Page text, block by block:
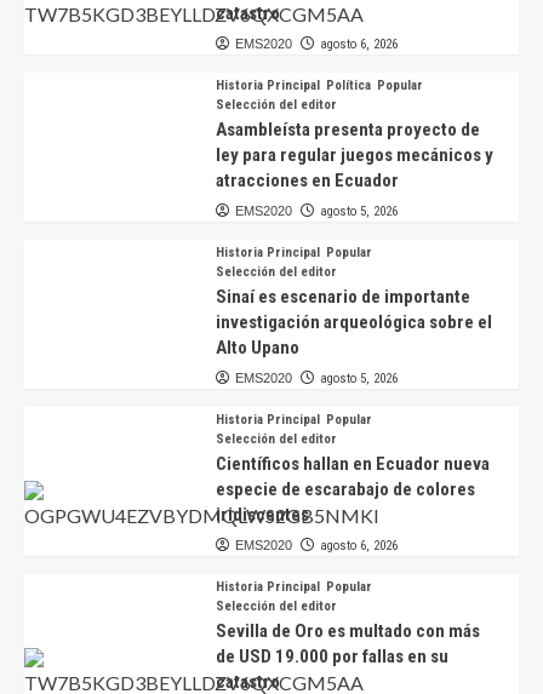
catastro
EMS2020 agosto 6, 2026
Historia Principal Política Popular
Selección del editor
Asambleísta presenta proyecto de
ley para regular juegos mecánicos y
atracciones en Ecuador
EMS2020 agosto 5, 2026
Historia Principal Popular
Selección del editor
Sinaí es escenario de importante
investigación arqueológica sobre el
Alto Upano
EMS2020 agosto 5, 2026
Historia Principal Popular
Selección del editor
Científicos hallan en Ecuador nueva
especie de escarabajo de colores
iridiscentes
EMS2020 agosto 6, 2026
Historia Principal Popular
Selección del editor
Sevilla de Oro es multado con más
de USD 19.000 por fallas en su
catastro